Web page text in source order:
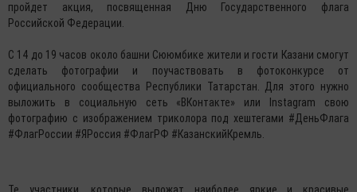
пройдет акция, посвященная Дню Государственного флага
Российской Федерации.
С 14 до 19 часов около башни Сююмбике жители и гости Казани смогут
сделать фотографии и поучаствовать в фотоконкурсе от
официального сообщества Республики Татарстан. Для этого нужно
выложить в социальную сеть «ВКонтакте» или Instagram свою
фотографию с изображением триколора под хештегами #ДеньФлага
#ФлагРоссии #ЯРоссия #ФлагРФ #КазанскийКремль.